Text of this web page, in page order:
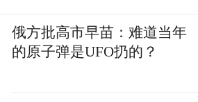
俄方批高市早苗：难道当年
的原子弹是UFO扔的？